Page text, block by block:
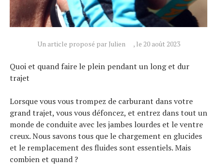
Un article proposé par Julien , le 20 août 2023
Quoi et quand faire le plein pendant un long et dur
trajet
Lorsque vous vous trompez de carburant dans votre
grand trajet, vous vous défoncez, et entrez dans tout un
monde de conduite avec les jambes lourdes et le ventre
creux. Nous savons tous que le chargement en glucides
et le remplacement des fluides sont essentiels. Mais
combien et quand ?